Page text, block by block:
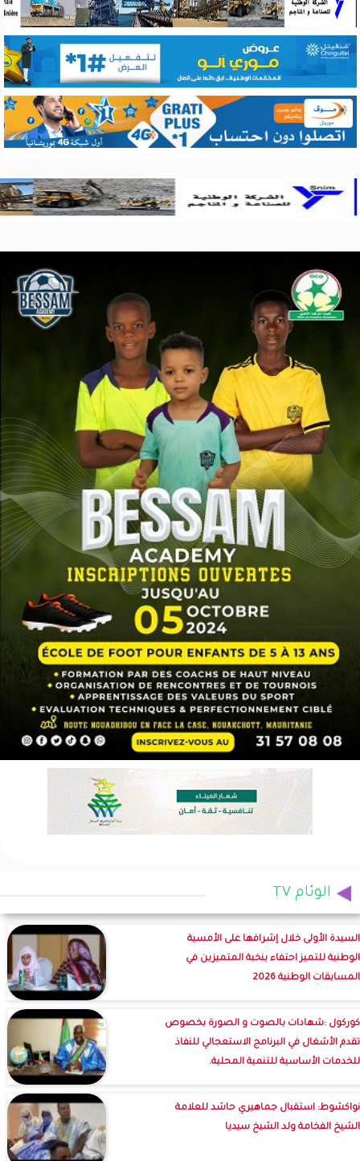
الوئام TV
السيدة الأولى خلال إشرافها على الأمسية
الوطنية للتميز احتفاء بنخبة المتميزين في
المسابقات الوطنية 2026
كوركول :شهادات بالصوت و الصورة بخصوص
تقدم الأشغال في البرنامج الاستعجالي للنفاذ
للخدمات الأساسية للتنمية المحلية.
نواكشوط: استقبال جماهيري حاشد للعلامة
الشيخ الفخامة ولد الشيخ سيديا